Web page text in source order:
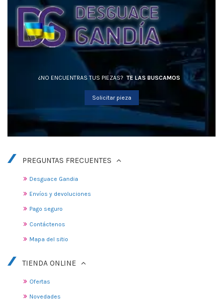
¿NO ENCUENTRAS TUS PIEZAS? TE LAS BUSCAMOS
Solicitar pieza
PREGUNTAS FRECUENTES
Desguace Gandia
Envíos y devoluciones
Pago seguro
Contáctenos
Mapa del sitio
TIENDA ONLINE
Ofertas
Novedades